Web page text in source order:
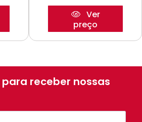
Ver
preço
receber nossas